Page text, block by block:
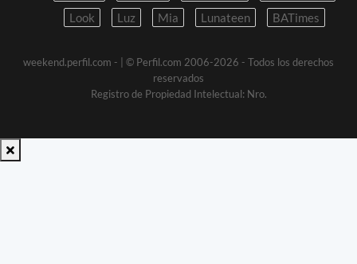
Look
Luz Mia Lunateen BATimes
weekend.perfil.com -
| © Perfil.com 2006-2026 - Todos los derechos
reservados
Registro de Propiedad Intelectual: Nro.